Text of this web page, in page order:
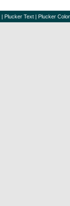
| Plucker Text | Plucker Color